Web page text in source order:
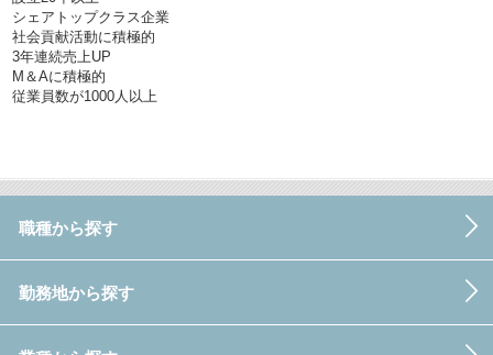
シェアトップクラス企業
社会貢献活動に積極的
3年連続売上UP
M＆Aに積極的
従業員数が1000人以上
職種から探す
勤務地から探す